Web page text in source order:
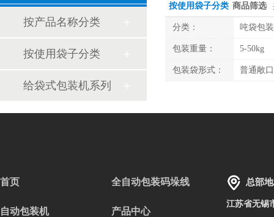
按产品名称分类
按使用袋子分类
给袋式包装机系列
按使用袋子分类 商品筛选
分类： 吨袋包
包装重量： 5-50kg
包装袋形式： 普通敞
首页 全自动包装码垛线
自动包装机 产品中心
总部
江苏省无锡